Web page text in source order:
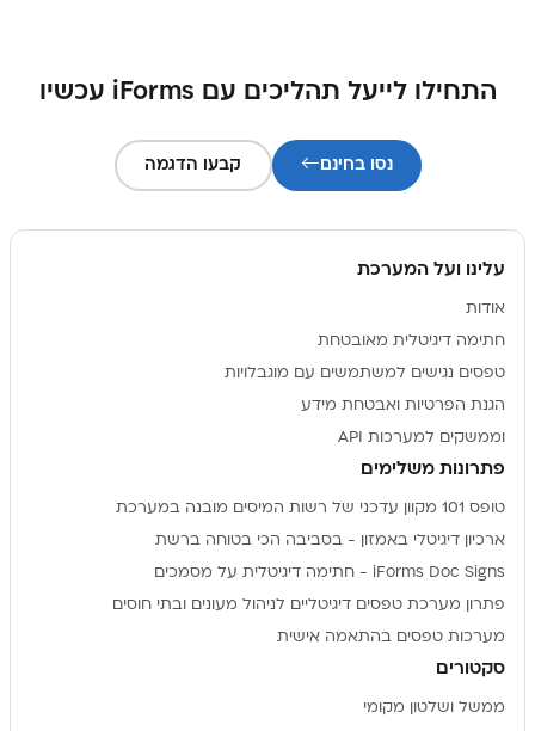
התחילו לייעל תהליכים עם iForms עכשיו
נסו בחינם קבעו הדגמה
עלינו ועל המערכת
אודות
חתימה דיגיטלית מאובטחת
טפסים נגישים למשתמשים עם מוגבלויות
הגנת הפרטיות ואבטחת מידע
וממשקים למערכות API
פתרונות משלימים
טופס 101 מקוון עדכני של רשות המיסים מובנה במערכת
ארכיון דיגיטלי באמזון - בסביבה הכי בטוחה ברשת
iForms Doc Signs - חתימה דיגיטלית על מסמכים
פתרון מערכת טפסים דיגיטליים לניהול מעונים ובתי חוסים
מערכות טפסים בהתאמה אישית
סקטורים
ממשל ושלטון מקומי